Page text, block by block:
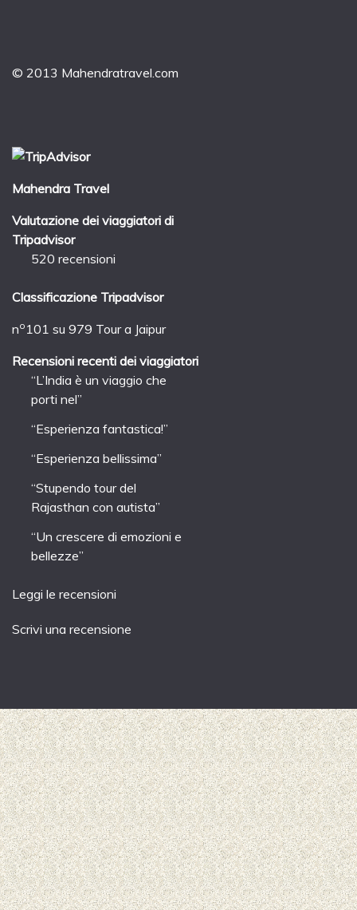
© 2013 Mahendratravel.com
Mahendra Travel
Valutazione dei viaggiatori di
Tripadvisor
520 recensioni
Classificazione Tripadvisor
no 101 su 979 Tour a Jaipur
Recensioni recenti dei viaggiatori
“L’India è un viaggio che
porti nel”
“Esperienza fantastica!”
“Esperienza bellissima”
“Stupendo tour del
Rajasthan con autista”
“Un crescere di emozioni e
bellezze”
Leggi le recensioni
Scrivi una recensione